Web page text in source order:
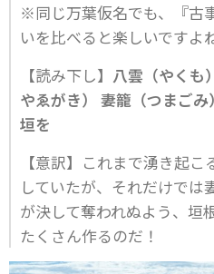
※同じ万葉仮名でも、『古
いを比べると楽しいですよ
【読み下し】 八雲（やくも
やゑがき） 妻籠（つまご
垣を
【意訳】これまで湧き起
していたが、それだけで
が決して奪われぬよう、
たくさん作るのだ！